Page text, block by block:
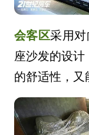
会客区采用
座沙发的设
的舒适性，又